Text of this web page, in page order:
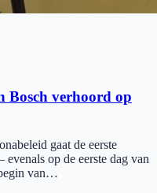
Bosch verhoord op
gaat de eerste
op de eerste dag van
van…